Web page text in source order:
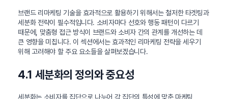
브랜드 리마케팅 기술을 효과적으로 활용하기 위해서는 철저한 타겟팅과
세분화 전략이 필수적입니다. 소비자마다 선호와 행동 패턴이 다르기
때문에, 맞춤형 접근 방식이 브랜드와 소비자 간의 관계를 개선하는 데
큰 영향을 미칩니다. 이 섹션에서는 효과적인 리마케팅 전략을 세우기
위해 고려해야 할 주요 요소들을 살펴보겠습니다.
4.1 세분화의 정의와 중요성
세분화는 소비자를 집단으로 나누어 각 집단의 특성에 맞춘 마케팅